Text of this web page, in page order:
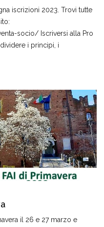
iscrizioni 2023. Trovi tutte
socio/ Iscriversi alla Pro
i principi, i
il 26 e 27 marzo e